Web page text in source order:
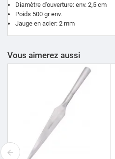
Diamètre d'ouverture: env. 2,5 cm
Poids 500 gr env.
Jauge en acier: 2 mm
Vous aimerez aussi